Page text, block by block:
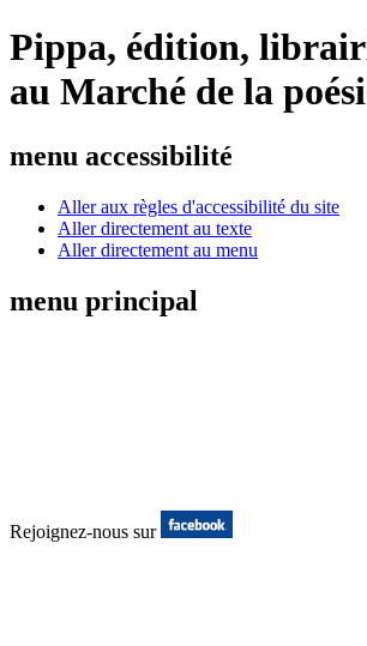
Pippa, édition,
au Marché de la
menu accessibilité
Aller aux règles d'accessibilité du site
Aller directement au texte
Aller directement au menu
menu principal
Rejoignez-nous sur